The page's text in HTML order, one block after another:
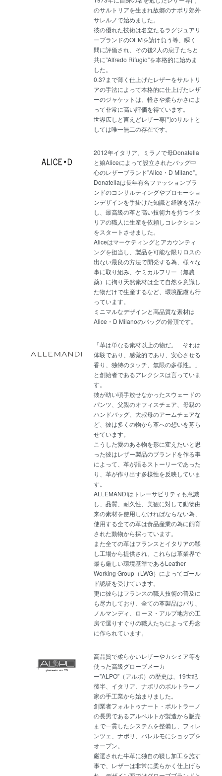
のサルトリアを生まれ故郷のナポリ郊外
サレルノで始めました。
彼の優れた技術は名立たるラグジュアリ
ーブランドのOEMを請け負う等、瞬く
間に評価され、その後2人の息子たちと
共に”Alfredo Rifugio”を本格的に始めま
した。
0.3?まで薄く仕上げたレザーをサルトリ
アの手法によって本格的に仕上げたレザ
ーのジャケットは、軽さや柔らかさによ
って非常に高い評価を得ています。
世界広しと言えどレザー専門のサルトと
しては唯一無二の存在です。
2012年イタリア、ミラノで母Donatella
と娘Aliceによって設立されたバッグ中
心のレザーブランド”Alice・D Milano”。
Donatellaは長年有名ファッションブラ
ンドのコンサルティングやプロモーショ
ンデザインを手掛けた知識と経験を活か
し、最高級の革と高い技術力を持つイタ
リアの職人に生産を依頼しコレクション
をスタートさせました。
Aliceはマーケティングとアカウンティ
ングを担当し、製品を可能な限りロスの
出ない最良の方法で開発する為、様々な
事に取り組み、ケミカルフリー（無農
薬）に拘り天然素材は全て自然を意識し
た物だけで生産するなど、環境配慮も行
っています。
ミニマルなデザインと高品質な素材は
Alice・D Milanoのバッグの骨頂です。
「革は単なる素材以上の物だ。 それは
体験であり、感覚的であり、安心させる
香り、独特のタッチ、無限の多様性。」
と創始者であるアレクシスは言っていま
す。
彼が幼い頃手放せなかったスウェードの
パンツ、父親のオフィスチェア、母親の
ハンドバッグ、大叔母のアームチェアな
ど、彼は多くの物から革への想いを募ら
せています。
こうした愛のある物を形に変えたいと思
った彼はレザー製品のブランドを作る事
によって、革が語るストーリーであった
り、革が作り出す多様性を反映していま
す。
ALLEMANDIはトレーサビリティも意識
し、品質、耐久性、美観に対して動物由
来の素材を使用しなければならない為、
使用する全ての革は食品産業の為に飼育
された動物から採っています。
また全ての革はフランスとイタリアの鞣
し工場から提供され、これらは革業界で
最も厳しい環境基準であるLeather
Working Group（LWG）によってゴール
ド認証を受けています。
更に彼らはフランスの職人技術の普及に
も尽力しており、全ての革製品はパリ、
ノルマンディ、ローヌ・アルプ地方の工
房で選りすぐりの職人たちによって丹念
に作られています。
高品質で柔らかいレザーやカシミア等を
使った高級グローブメーカ
ー”ALPO”（アルポ）の歴史は、19世紀
後半、イタリア、ナポリのポルトラーノ
家の手工業から始まりました。
創業者フォルトゥナート・ポルトラーノ
の長男であるアルベルトが製造から販売
まで一貫したシステムを整備し、フィレ
ンツェ、ナポリ、パレルモにショップを
オープン。
厳選された牛革に独自の鞣し加工を施す
事で、レザーは非常に柔らかく仕上げら